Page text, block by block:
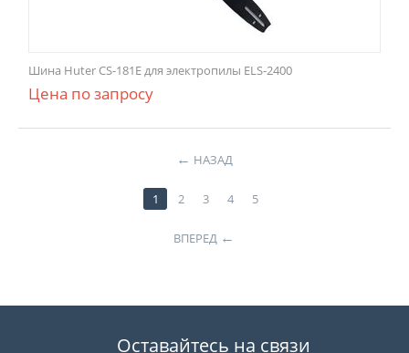
Шина Huter CS-181Е для электропилы ELS-2400
Цена по запросу
НАЗАД
1 2 3 4 5
ВПЕРЕД
Оставайтесь на связи